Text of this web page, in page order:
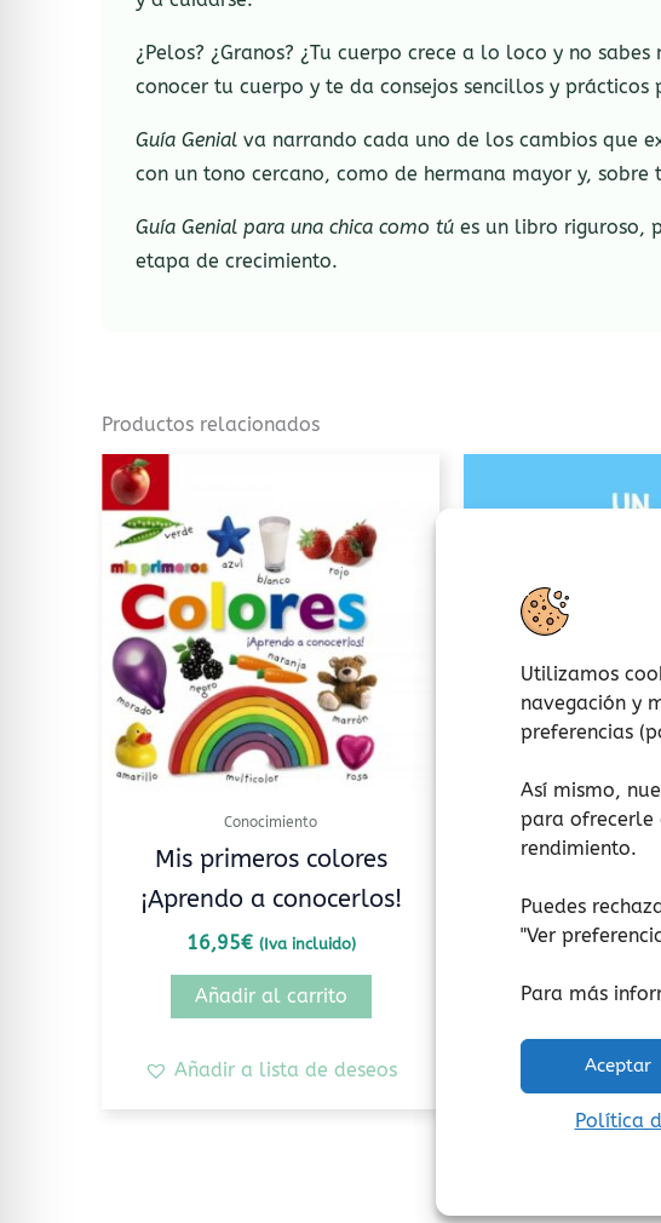
Utilizamos
navegación y
preferencias
Así mismo,
para ofrecerle
rendimiento.
Puedes
"Ver
Para más
Aceptar
Política
¿Pelos? ¿Granos? ¿Tu cuerpo crece a lo loco y no
conocer tu cuerpo y te da consejos sencillos y
Guía Genial va narrando cada uno de los cambios que
con un tono cercano, como de hermana mayor y,
Guía Genial para una chica como tú es un libro riguroso,
etapa de crecimiento.
Productos relacionados
Conocimiento
Mis primeros colores
¡Aprendo a conocerlos!
16,95€ (Iva incluido)
Añadir al carrito
Añadir a lista de deseos
Un
15,00€ (Iva